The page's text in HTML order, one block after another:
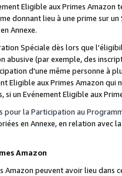
Eligible aux Primes Amazon
donnant lieu à une prime sur
Annexe.
Spéciale dès lors que
(par exemple, des
d'une même personne à
Eligible aux Primes Amazon qui
si un Evénement Eligible aux
pour la Participation au
en Annexe, en relation avec
Amazon
Amazon peuvent avoir lieu dans